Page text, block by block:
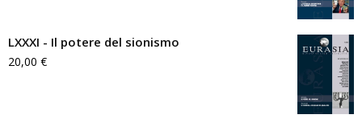
LXXXI - Il potere del sionismo
20,00 €